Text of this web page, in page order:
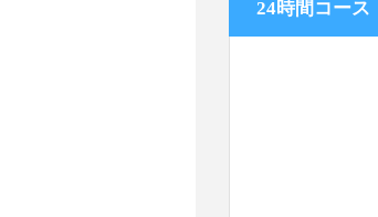
24時間コース